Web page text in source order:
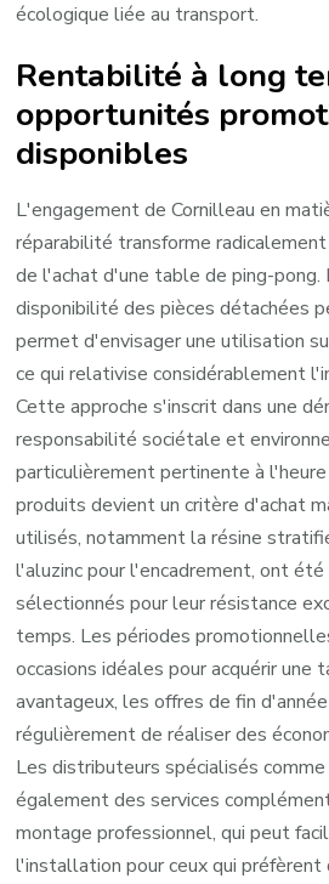
écologique liée au transport.
Rentabilité à long
opportunités
disponibles
L'engagement de Cornilleau en
réparabilité transforme
de l'achat d'une table de ping-pong.
disponibilité des pièces détachées
permet d'envisager une utilisation
ce qui relativise considérablement
Cette approche s'inscrit dans une
responsabilité sociétale et
particulièrement pertinente à
produits devient un critère d'achat
utilisés, notamment la résine
l'aluzinc pour l'encadrement, ont
sélectionnés pour leur résistance
temps. Les périodes
occasions idéales pour acquérir une
avantageux, les offres de fin
régulièrement de réaliser des
Les distributeurs spécialisés
également des services
montage professionnel, qui peut
l'installation pour ceux qui